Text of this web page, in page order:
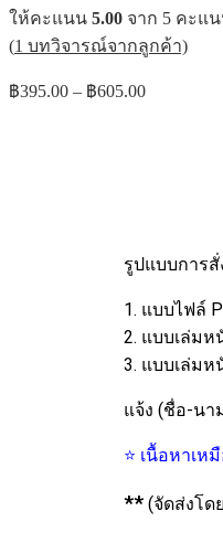
ให้คะแนน 5.00 จาก 5 คะแ
(1 บทวิจารณ์จากลูกค้า)
฿395.00 – ฿605.00
รูปแบบการ
1. แบบไฟล์
2. แบบเล่มห
3. แบบเล่มห
แจ้ง (ชื่อ-นา
⭐ เนื้อหาเห
** (จัดส่งโด